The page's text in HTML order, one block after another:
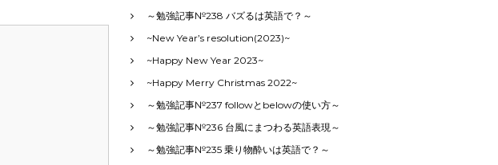
～勉強記事№238 バズるは英語で？～
~New Year’s resolution(2023)~
~Happy New Year 2023~
~Happy Merry Christmas 2022~
～勉強記事№237 followとbelowの使い方～
～勉強記事№236 台風にまつわる英語表現～
～勉強記事№235 乗り物酔いは英語で？～